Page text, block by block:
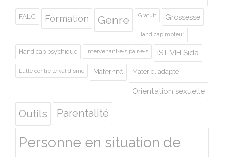
FALC Formation Genre Gratuit Grossesse
Handicap moteur
Handicap psychique Intervenant·e·s pair·e·s IST VIH Sida
Lutte contre le validisme Maternité Matériel adapté
Orientation sexuelle
Outils Parentalité
Personne en situation de